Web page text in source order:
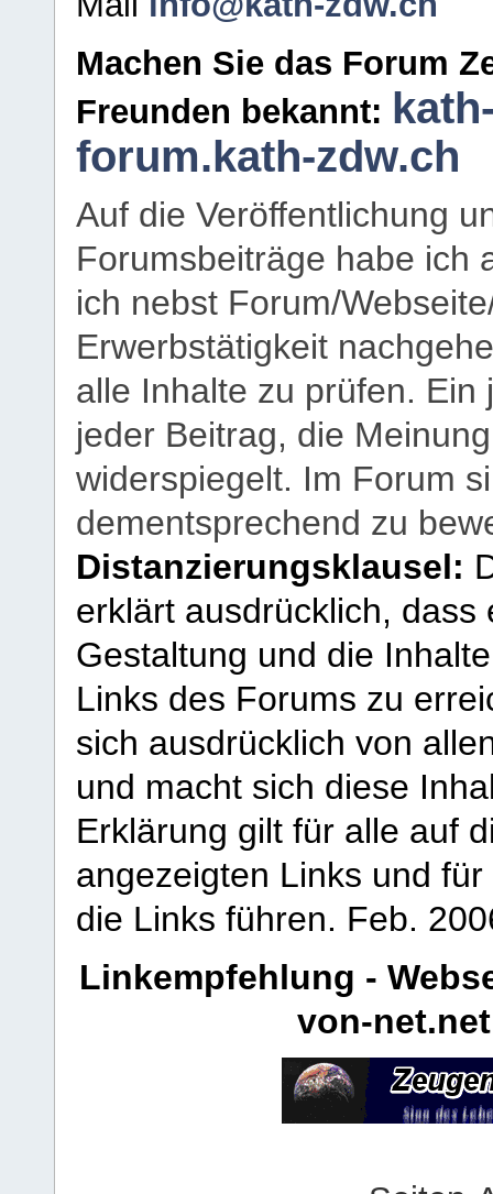
Machen Sie das Forum
Freunden bekannt:
forum.kath-zdw.ch
Auf die Veröffentlichung
Forumsbeiträge habe ich
ich nebst Forum/
Erwerbstätigkeit
alle Inhalte zu prüfen.
jeder Beitrag, die
widerspiegelt. Im Forum
dementsprechend zu
Distanzierungsklausel:
erklärt ausdrücklich,
Gestaltung und die
Links des Forums zu
sich ausdrücklich von
und macht sich diese
Erklärung gilt für alle auf
angezeigten Links und
die Links führen. Feb.
Linkempfehlung -
von-net.net